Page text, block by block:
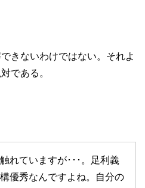
きないわけではない。それよ
である。
れていますが･･･。足利義
優秀なんですよね。自分の